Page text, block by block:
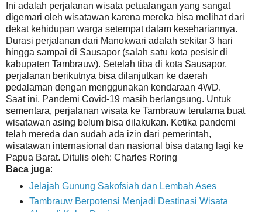
Ini adalah perjalanan wisata petualangan yang sangat
digemari oleh wisatawan karena mereka bisa melihat dari
dekat kehidupan warga setempat dalam kesehariannya.
Durasi perjalanan dari Manokwari adalah sekitar 3 hari
hingga sampai di Sausapor (salah satu kota pesisir di
kabupaten Tambrauw). Setelah tiba di kota Sausapor,
perjalanan berikutnya bisa dilanjutkan ke daerah
pedalaman dengan menggunakan kendaraan 4WD.
Saat ini, Pandemi Covid-19 masih berlangsung. Untuk
sementara, perjalanan wisata ke Tambrauw terutama buat
wisatawan asing belum bisa dilakukan. Ketika pandemi
telah mereda dan sudah ada izin dari pemerintah,
wisatawan internasional dan nasional bisa datang lagi ke
Papua Barat. Ditulis oleh: Charles Roring
Baca juga:
Jelajah Gunung Sakofsiah dan Lembah Ases
Tambrauw Berpotensi Menjadi Destinasi Wisata